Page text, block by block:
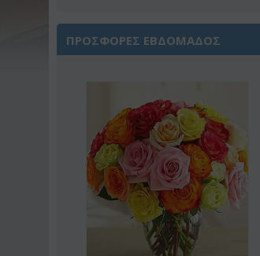
ΠΡΟΣΦΟΡΕΣ ΕΒΔΟΜΑΔΟΣ